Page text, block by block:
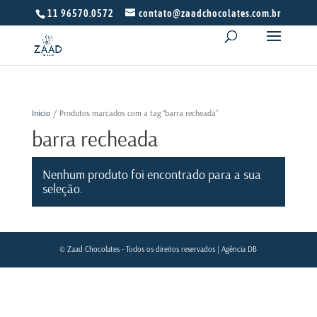
11 96570.0572 contato@zaadchocolates.com.br
Início/ Produtos marcados com a tag “barra recheada”
barra recheada
Nenhum produto foi encontrado para a sua
seleção.
© Zaad Chocolates - Todos os direitos reservados |Agência DB